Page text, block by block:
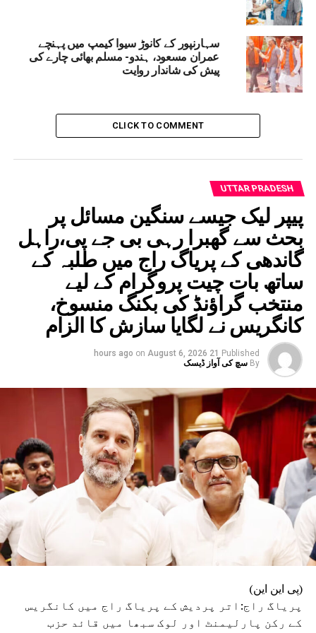
دیوبند:شاہ ولی اللہ اسلامک اکیڈمی میںپیغام حج و قربانی
کے عنوان سے پروگرام کاانعقاد
سہارنپور کے کانوڑ سیوا کیمپ میں پہنچے
عمران مسعود، ہندو- مسلم بھائی چارے کی
پیش کی شاندار روایت
CLICK TO COMMENT
UTTAR PRADESH
پیپر لیک جیسے سنگین مسائل پر
بحث سے گھبرا رہی بی جے پی،راہل
گاندھی کے پریاگ راج میں طلبہ کے
ساتھ بات چیت پروگرام کے لیے
منتخب گراؤنڈ کی بکنگ منسوخ،
کانگریس نے لگایا سازش کا الزام
Published
21 hours ago
on August 6, 2026
By سچ کی آواز ڈیسک
(پی این این)
پریاگ راج:اتر پردیش کے پریاگ راج میں کانگریس
کے رکن پارلیمنٹ اور لوک سبھا میں قائد حزب